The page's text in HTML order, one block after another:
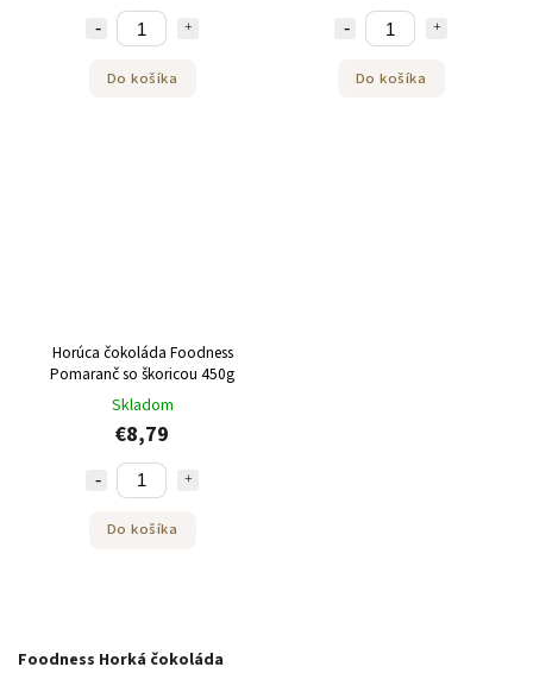
Do košíka Do košíka
Horúca čokoláda Foodness
Pomaranč so škoricou 450g
Skladom
€8,79
Do košíka
Foodness Horká čokoláda